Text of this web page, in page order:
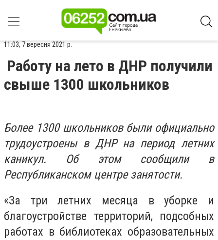
11:03, 7 вересня 2021 р.
Работу на лето в ДНР получили
свыше 1300 школьников
Более 1300 школьников были официально
трудоустроены в ДНР на период летних
каникул. Об этом сообщили в
Республиканском центре занятости.
«За три летних месяца в уборке и
благоустройстве территорий, подсобных
работах в библиотеках образовательных